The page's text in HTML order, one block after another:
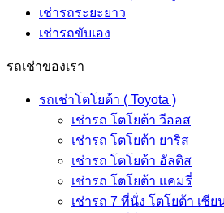
เช่ารถระยะยาว
เช่ารถขับเอง
รถเช่าของเรา
รถเช่าโตโยต้า ( Toyota )
เช่ารถ โตโยต้า วีออส
เช่ารถ โตโยต้า ยาริส
เช่ารถ โตโยต้า อัลติส
เช่ารถ โตโยต้า แคมรี่
เช่ารถ 7 ที่นั่ง โตโยต้า เซีย